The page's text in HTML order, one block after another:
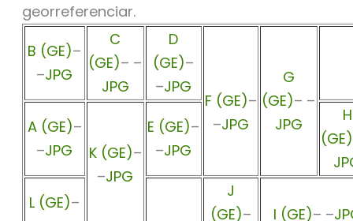
georreferenciar.
B (GE)–
–JPG
C
(GE)– –
JPG
D
(GE)–
–JPG
F (GE)–
–JPG
G
(GE)– –
JPG
A (GE)–
–JPG K (GE)–
–JPG
E (GE)–
–JPG
H
(GE)
L (GE)–
J
(GE)– I (GE)– –